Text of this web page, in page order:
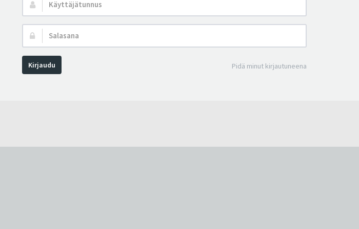
Käyttäjätunnus:
Salasana:
Pidä minut kirjautuneena
Kirjaudu